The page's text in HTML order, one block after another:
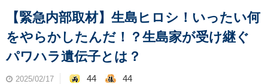
【緊急内部取材】生島ヒロシ！いったい何
をやらかしたんだ！？生島家が受け継ぐ
パワハラ遺伝子とは？
2025/02/17 44 44